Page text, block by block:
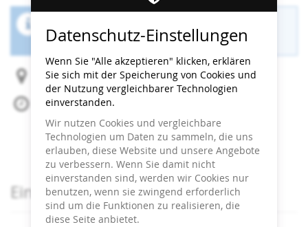
ist beendet.
Heidi Horten Collection
Do, 14. Mai 2026
Beginn:
12:30 Uhr
Ende:13:00Uhr
Zum Kalender hinzufügen
Produkte
Eintrittskarten
Datenschutz-Einstellungen
Wenn Sie "Alle akzeptieren" klicken, erklären
Sie sich mit der Speicherung von Cookies und
der Nutzung vergleichbarer Technologien
einverstanden.
Wir nutzen Cookies und vergleichbare
Technologien um Daten zu sammeln, die uns
erlauben, diese Website und unsere Angebote
zu verbessern. Wenn Sie damit nicht
einverstanden sind, werden wir Cookies nur
benutzen, wenn sie zwingend erforderlich
sind um die Funktionen zu realisieren, die
diese Seite anbietet.